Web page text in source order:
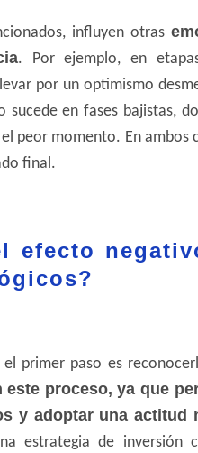
influyen otras
. Por ejemplo, en
por un optimismo
sucede en fases bajistas,
peor momento. En ambos
final.
efecto
primer paso es
este proceso, ya que
y adoptar una actitud
estrategia de inversión